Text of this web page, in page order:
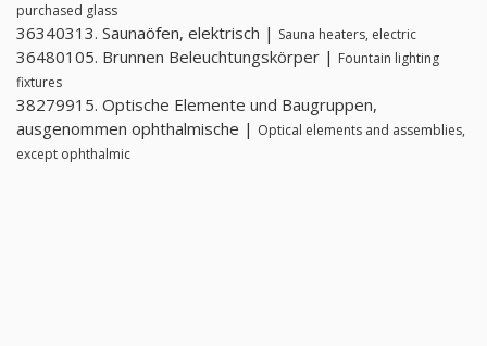
purchased glass
36340313. Saunaöfen, elektrisch | Sauna heaters, electric
36480105. Brunnen Beleuchtungskörper | Fountain lighting
fixtures
38279915. Optische Elemente und Baugruppen,
ausgenommen ophthalmische | Optical elements and assemblies,
except ophthalmic